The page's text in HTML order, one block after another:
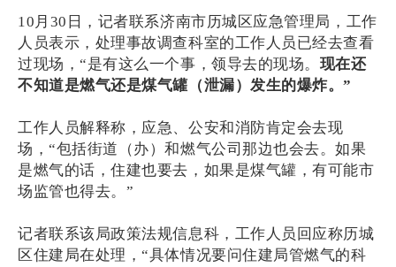
10月30日，记者联系济南市历城区应急管理局，工作
人员表示，处理事故调查科室的工作人员已经去查看
过现场，“是有这么一个事，领导去的现场。 现在还
不知道是燃气还是煤气罐（泄漏）发生的爆炸。”
工作人员解释称，应急、公安和消防肯定会去现
场，“包括街道（办）和燃气公司那边也会去。如果
是燃气的话，住建也要去，如果是煤气罐，有可能市
场监管也得去。”
记者联系该局政策法规信息科，工作人员回应称历城
区住建局在处理，“具体情况要问住建局管燃气的科